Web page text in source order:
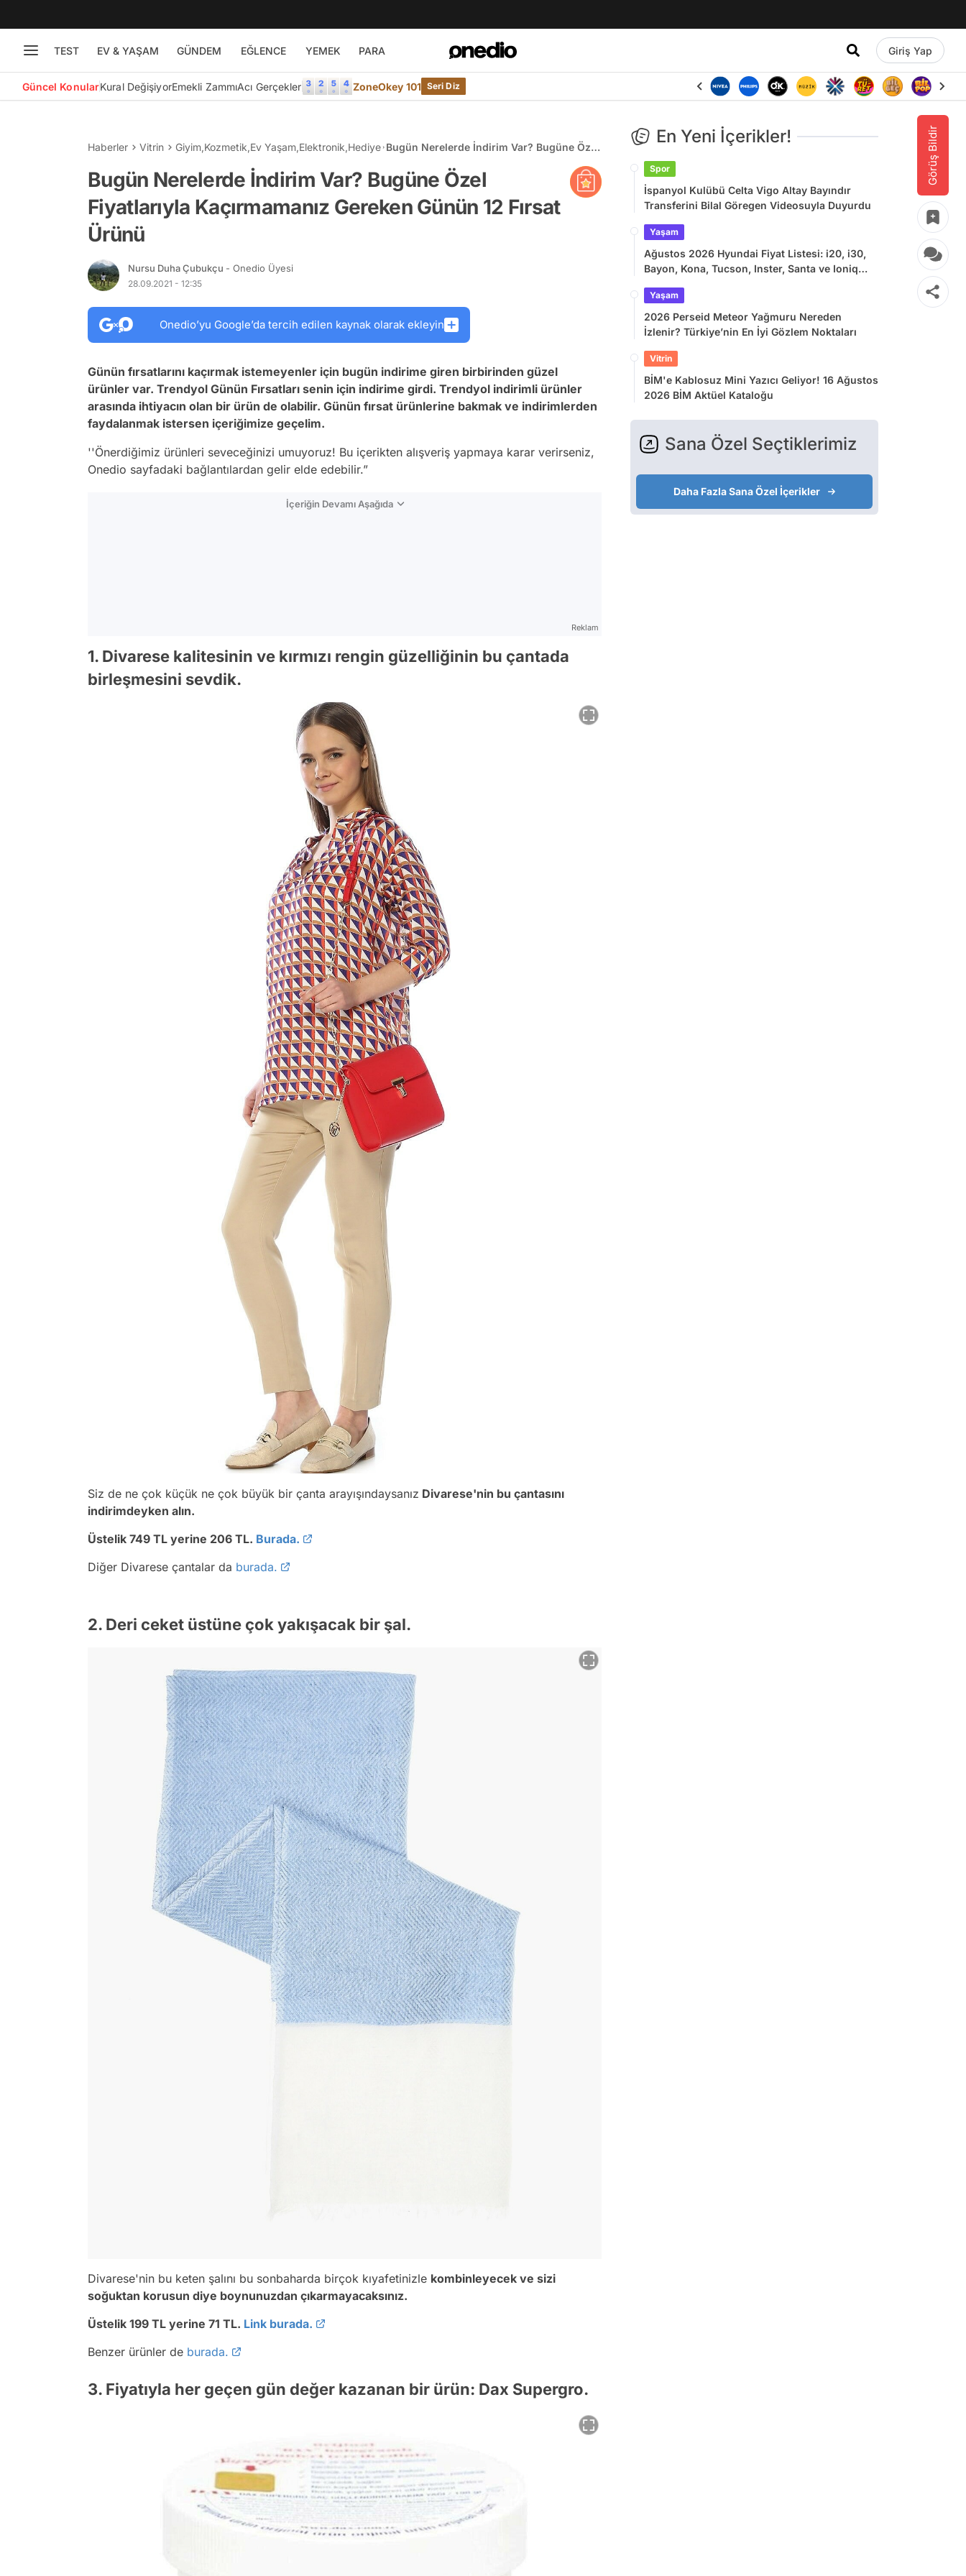
TEST EV & YAŞAM GÜNDEM EĞLENCE YEMEK PARA Giriş Yap
Güncel KonularKural DeğişiyorEmekli ZammıAcı Gerçekler ZoneOkey 101 Seri Diz
Görüş Bildir
Haberler Vitrin Giyim,Kozmetik,Ev Yaşam,Elektronik,Hediye Bugün Nerelerde İndirim Var? Bugüne Özel
12 Fırsat Ürünü
Bugün Nerelerde İndirim Var? Bugüne Özel
Fiyatlarıyla Kaçırmamanız Gereken Günün 12 Fırsat
Ürünü
Nursu Duha Çubukçu - Onedio Üyesi
28.09.2021 - 12:35
Onedio’yu Google’da tercih edilen kaynak olarak ekleyin
Günün fırsatlarını kaçırmak istemeyenler için bugün indirime giren birbirinden güzel
ürünler var. Trendyol Günün Fırsatları senin için indirime girdi. Trendyol indirimli ürünler
arasında ihtiyacın olan bir ürün de olabilir. Günün fırsat ürünlerine bakmak ve indirimlerden
faydalanmak istersen içeriğimize geçelim.
''Önerdiğimiz ürünleri seveceğinizi umuyoruz! Bu içerikten alışveriş yapmaya karar verirseniz,
Onedio sayfadaki bağlantılardan gelir elde edebilir.”
İçeriğin Devamı Aşağıda
Reklam
1. Divarese kalitesinin ve kırmızı rengin güzelliğinin bu çantada
birleşmesini sevdik.
Siz de ne çok küçük ne çok büyük bir çanta arayışındaysanız Divarese'nin bu çantasını
indirimdeyken alın.
Üstelik 749 TL yerine 206 TL. Burada.
Diğer Divarese çantalar da burada.
2. Deri ceket üstüne çok yakışacak bir şal.
Divarese'nin bu keten şalını bu sonbaharda birçok kıyafetinizle kombinleyecek ve sizi
soğuktan korusun diye boynunuzdan çıkarmayacaksınız.
Üstelik 199 TL yerine 71 TL. Link burada.
Benzer ürünler de burada.
3. Fiyatıyla her geçen gün değer kazanan bir ürün: Dax Supergro.
En Yeni İçerikler!
Spor
İspanyol Kulübü Celta Vigo Altay Bayındır
Transferini Bilal Göregen Videosuyla Duyurdu
Yaşam
Ağustos 2026 Hyundai Fiyat Listesi: i20, i30,
Bayon, Kona, Tucson, Inster, Santa ve Ioniq
Yaşam
2026 Perseid Meteor Yağmuru Nereden
İzlenir? Türkiye’nin En İyi Gözlem Noktaları
Vitrin
BİM'e Kablosuz Mini Yazıcı Geliyor! 16 Ağustos
2026 BİM Aktüel Kataloğu
Sana Özel Seçtiklerimiz
Daha Fazla Sana Özel İçerikler